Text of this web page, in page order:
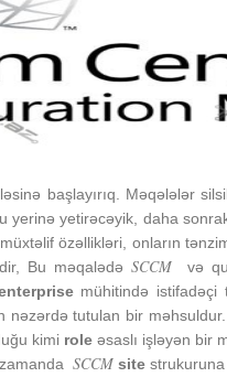
başlayırıq. Məqələlər
yerinə yetirəcəyik, daha
özəllikləri, onların
Bu məqalədə SCCM və
mühitində istifadəçi
nəzərdə tutulan bir
kimi roleəsaslı işləyən bir
SCCM site